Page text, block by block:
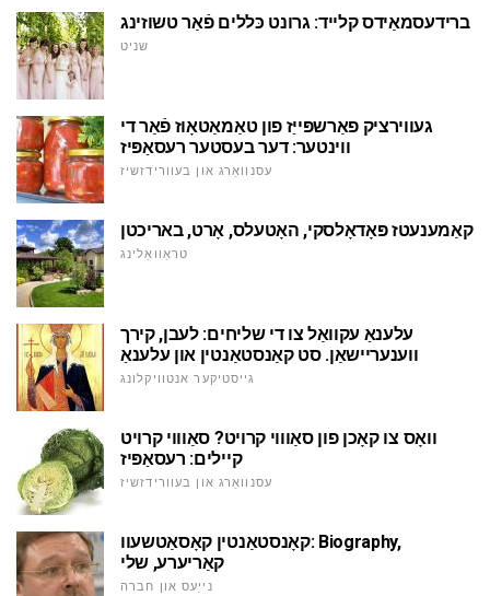
ברידעסמאַידס קלייד: גרונט כּללים פֿאַר טשוזינג
שניט
געווירציק פאַרשפּייַז פון טאַמאַטאָוז פֿאַר די
ווינטער: דער בעסטער רעסאַפּיז
עסנוואַרג און בעוורידזשיז
קאַמענעטז פּאָדאָלסקי, האָטעלס, אָרט, באריכטן
טראַוואַלינג
עלענאַ עקוואַל צו די שליחים: לעבן, קירך
ווענעריישאַן. סט קאַנסטאַנטין און עלענאַ
גייסטיקער אנטוויקלונג
וואָס צו קאָכן פון סאַוווי קרויט? סאַוווי קרויט
קיילים: רעסאַפּיז
עסנוואַרג און בעוורידזשיז
קאָנסטאַנטין קאָסאַטשעוו: Biography,
קאַריערע, שלי
נייַעס און חברה